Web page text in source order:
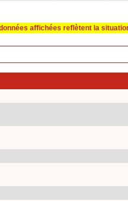
affichées reflètent la